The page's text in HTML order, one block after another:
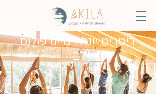
ריטריט יוגה • מיינדפולנס
לב